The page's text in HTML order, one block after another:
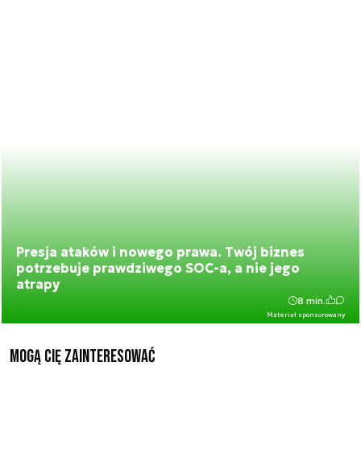
Presja ataków i nowego prawa. Twój biznes
potrzebuje prawdziwego SOC-a, a nie jego
atrapy
Materiał sponsorowany
8 min.
Mogą Cię zainteresować